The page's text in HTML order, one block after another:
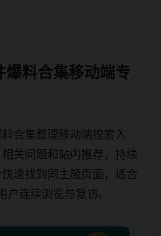
爆料合集移动端专
合集整理移动端搜索入
关问题和站内推荐，持续
速找到同主题页面，适合
户连续浏览与复访。